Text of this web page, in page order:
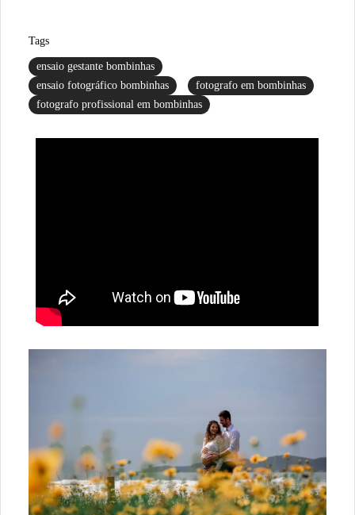
Tags
ensaio gestante bombinhas
ensaio fotográfico bombinhas
fotografo em bombinhas
fotografo profissional em bombinhas